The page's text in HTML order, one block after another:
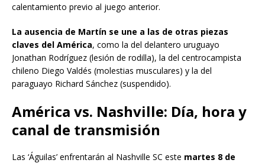
calentamiento previo al juego anterior.
La ausencia de Martín se une a las de otras piezas
claves del América, como la del delantero uruguayo
Jonathan Rodríguez (lesión de rodilla), la del centrocampista
chileno Diego Valdés (molestias musculares) y la del
paraguayo Richard Sánchez (suspendido).
América vs. Nashville: Día, hora y
canal de transmisión
Las ‘Águilas’ enfrentarán al Nashville SC este martes 8 de